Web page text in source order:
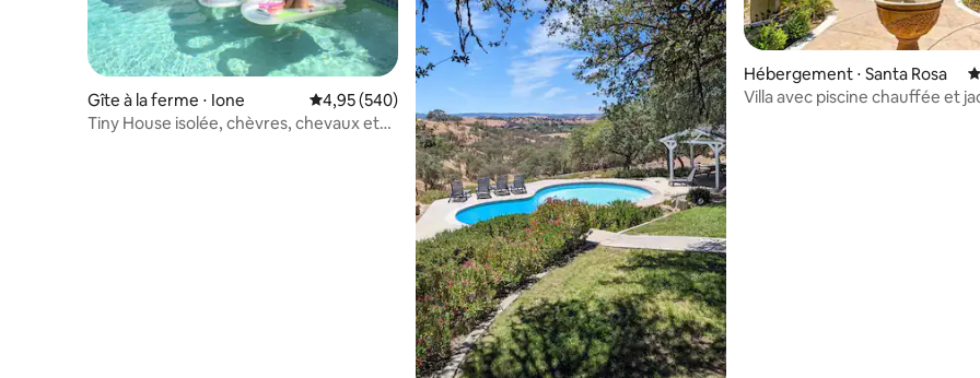
Gîte à la ferme ⋅ Ione Évaluation moyenne sur la base de 540 commentaires : 4,95 sur 5
4,95 (540)
Tiny House isolée, chèvres, chevaux et
Hébergement ⋅ Santa Rosa
Villa avec piscine chauffée et